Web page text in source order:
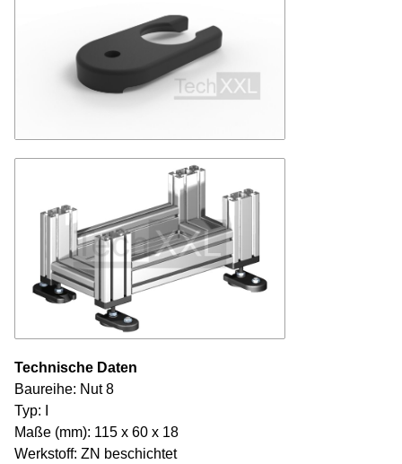
Technische Daten
Baureihe: Nut 8
Typ: I
Maße (mm): 115 x 60 x 18
Werkstoff: ZN beschichtet